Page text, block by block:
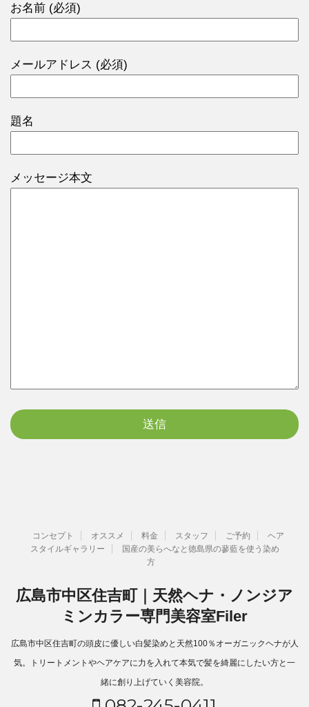
お名前 (必須)
メールアドレス (必須)
題名
メッセージ本文
コンセプト オススメ 料金 スタッフ ご予約
ヘア
スタイルギャラリー
国産の美らへなと徳島県の蓼藍を使う染め
方
広島市中区住吉町｜天然ヘナ・ノンジア
ミンカラー専門美容室Filer
広島市中区住吉町の頭皮に優しい白髪染めと天然100％オーガニックヘナが人
気。トリートメントやヘアケアに力を入れて本気で髪を綺麗にしたい方と一
緒に創り上げていく美容院。